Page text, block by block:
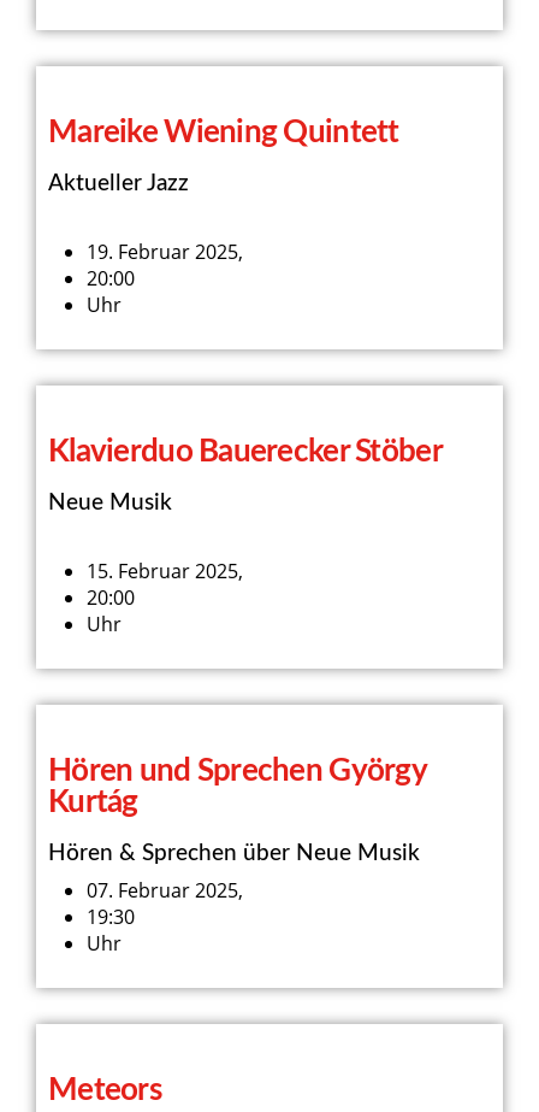
Mareike Wiening Quintett
Aktueller Jazz
19. Februar 2025,
20:00
Uhr
Klavierduo Bauerecker Stöber
Neue Musik
15. Februar 2025,
20:00
Uhr
Hören und Sprechen György
Kurtág
Hören & Sprechen über Neue Musik
07. Februar 2025,
19:30
Uhr
Meteors